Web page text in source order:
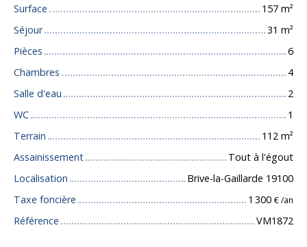
Surface
157 m²
Séjour
31 m²
Pièces
6
Chambres
4
Salle d'eau
2
WC
1
Terrain
112 m²
Assainissement
Tout à l'égout
Localisation
Brive-la-Gaillarde 19100
Taxe foncière
1 300 € /an
Référence VM1872